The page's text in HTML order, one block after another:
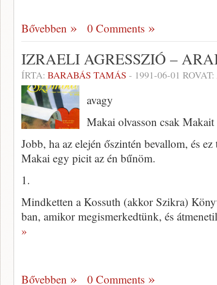
Bővebben 0 Comments
IZRAELI AGRESSZIÓ –
ÍRTA: BARABÁS TAMÁS - 1991-06-01 ROVAT:
avagy
Makai olvasson csak Makait
Jobb, ha az elején őszintén bevallom, és
Makai egy picit az én bűnöm.
1.
Mindketten a Kossuth (akkor Szikra)
ban, amikor megismerkedtünk, és
»
Bővebben 0 Comments